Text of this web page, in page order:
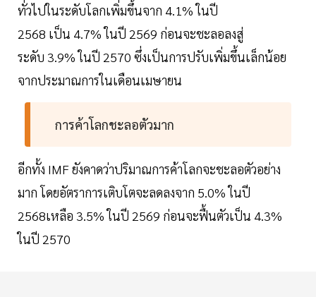
ทั่วไปในระดับโลกเพิ่มขึ้นจาก 4.1% ในปี
2568 เป็น 4.7% ในปี 2569 ก่อนจะชะลอลงสู่
ระดับ 3.9% ในปี 2570 ซึ่งเป็นการปรับเพิ่มขึ้นเล็กน้อย
จากประมาณการในเดือนเมษายน
การค้าโลกชะลอตัวมาก
อีกทั้ง IMF ยังคาดว่าปริมาณการค้าโลกจะชะลอตัวอย่าง
มาก โดยอัตราการเติบโตจะลดลงจาก 5.0% ในปี
2568เหลือ 3.5% ในปี 2569 ก่อนจะฟื้นตัวเป็น 4.3%
ในปี 2570